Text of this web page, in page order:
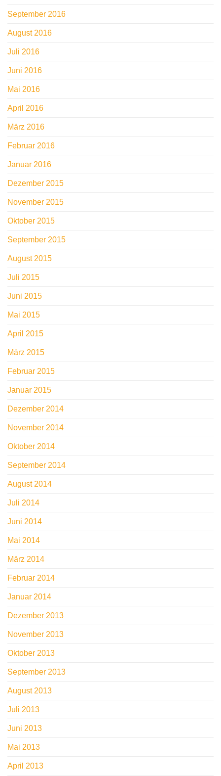
September 2016
August 2016
Juli 2016
Juni 2016
Mai 2016
April 2016
März 2016
Februar 2016
Januar 2016
Dezember 2015
November 2015
Oktober 2015
September 2015
August 2015
Juli 2015
Juni 2015
Mai 2015
April 2015
März 2015
Februar 2015
Januar 2015
Dezember 2014
November 2014
Oktober 2014
September 2014
August 2014
Juli 2014
Juni 2014
Mai 2014
März 2014
Februar 2014
Januar 2014
Dezember 2013
November 2013
Oktober 2013
September 2013
August 2013
Juli 2013
Juni 2013
Mai 2013
April 2013